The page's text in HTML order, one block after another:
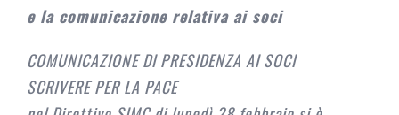
e la comunicazione relativa ai soci
COMUNICAZIONE DI PRESIDENZA AI SOCI
SCRIVERE PER LA PACE